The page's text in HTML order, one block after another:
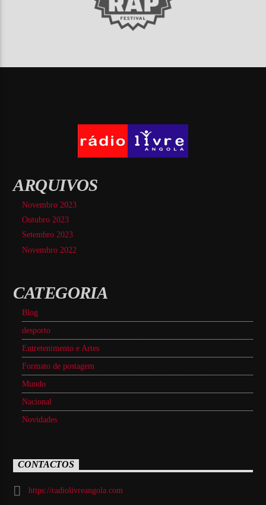
ARQUIVOS
Novembro 2023
Outubro 2023
Setembro 2023
Novembro 2022
CATEGORIA
Blog
desporto
Entretenimento e Artes
Formato de postagem
Mundo
Nacional
Novidades
CONTACTOS
https://radiolivreangola.com